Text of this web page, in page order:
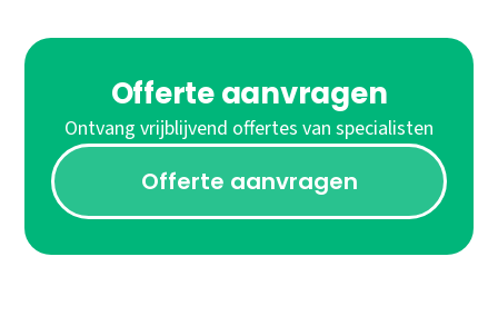
Offerte aanvragen
Ontvang vrijblijvend offertes van specialisten
Offerte aanvragen